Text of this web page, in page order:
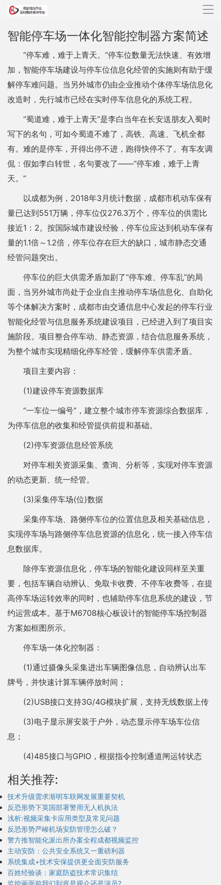
导
智能停车场一体化智能控制器方案简述
“停车难，难于上青天。”停车位数量无法快速、有效增
加，智能停车场建设与停车位信息化经管的实施则有助于缓
解停车难问题。当另外城市仍由企业推动个体停车场信息化
改造时，先行城市已经在实时停车信息化的系统工程。
“蜀道难，难于上青天”是李白当年在长安送朋友入蜀时
写下的名句，可如今蜀道不难了，高铁、高速、飞机全都
有。难的是停车，开得出停不进，跑得快停不了。有车友调
侃：假如李白转世，名句要改了——“停车难，难于上青
天。”
以成都为例，2018年3月统计数据，成都市机动车保有
量已达到551万辆，停车位仅276.3万个，停车位的供需比
接近1：2。按国际城市建设经验，停车位应达到机动车保有
量的1.1倍～1.2倍，停车位存在巨大的缺口，城市静态交通
经管问题突出。
停车位的巨大供需矛盾加剧了“停车难、停车乱”的局
面，当另外城市尚处于企业自主推动停车场信息化、自助化
等个体解决方案时，成都市由交通信息中心发起的停车行业
智能化经管与信息服务系统建设项目，已经进入到了项目实
施阶段。项目整合停车动、静态资源，结合信息服务系统，
为整个城市实现精细化停车经管，缓解停车供需矛盾。
项目主要内容：
(1)建设停车资源数据库
“一车位一编号”，建立整个城市停车资源综合数据库，
为停车信息的收集和经管提供前提和基础。
(2)停车资源信息经管系统
对停车相关资源采集、查询、分析等，实现对停车资源
的动态更新、统一经管。
(3)采集停车场(位)数据
采集停车场、路侧停车位的位置信息及相关基础信息，
实现停车场与路侧停车信息资源的信息化，统一接入停车信
息数据库。
除停车资源信息化，停车场的智能化建设同样至关重
要，包括车辆自动辨认、免取卡收费、不停车收费等，在提
高停车场运转效率的同时，也辅助停车信息系统的建设，节
约运营成本。基于M6708核心板设计的智能停车场控制器
方案如框图所示。
停车场一体化控制器：
(1)通过摄像头采集进出车辆图像信息，自动辨认出车
牌号，并快速计算车辆停放时间；
(2)USB接口支持3G/4G模块扩展，支持无线数据上传
(3)电子显示屏安装于户外，动态显示停车场车位信
息；
(4)485接口与GPIO，根据指令控制通道闸运转状态
相关推荐:
技术升级需求渐明车联网发展重要契机
反恐形势下英国部署警用无人机执法
浅析:视频采集卡应用类型及常见问题
反恐形势严峻机场安防管理怎么破？
警方推智能化派出所办案全程成都视频监控
主动安防：公共安全系统又一重磅利器
系统集成+技术安保提供更全面安防服务
百姓经验谈：家庭防盗技术常识集结
监控画面前我们到底是观众还是演员?